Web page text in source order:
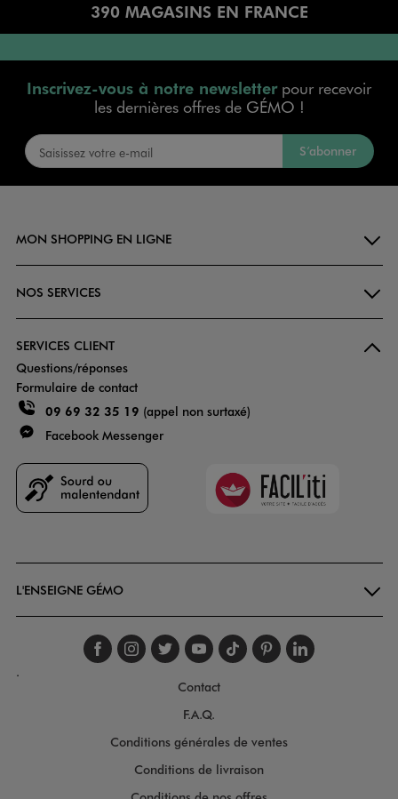
390 MAGASINS EN FRANCE
Inscrivez-vous à notre newsletterpour recevoir
les dernières offres de GÉMO !
S’abonner
MON SHOPPING EN LIGNE
NOS SERVICES
SERVICES CLIENT
Questions/réponses
Formulaire de contact
09 69 32 35 19 (appel non surtaxé)
Facebook Messenger
Faciliti
L'ENSEIGNE GÉMO
Suivez-nous sur
Suivez-nous sur
Suivez-nous sur
Suivez-nous
Suivez-nous
Suivez-
.
Contact
F.A.Q.
Conditions générales de ventes
Conditions de livraison